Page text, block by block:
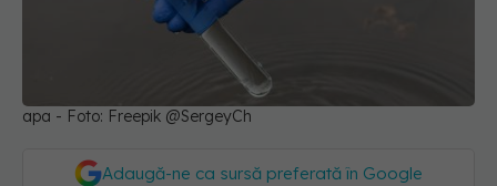
apa - Foto: Freepik @SergeyCh
Adaugă-ne ca sursă preferată în Google